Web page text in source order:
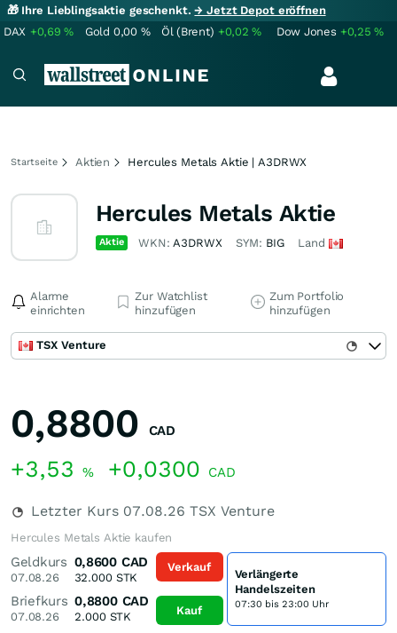
🎁 Ihre Lieblingsaktie geschenkt.→ Jetzt Depot eröffnen
DAX +0,69% Gold 0,00 % Öl (Brent) +0,02% Dow Jones +0,25%
Startseite Aktien Hercules Metals Aktie | A3DRWX
Hercules Metals Aktie
Aktie WKN:A3DRWX SYM: BIG Land
Alarme
einrichten
Zur Watchlist
hinzufügen
Zum Portfolio
hinzufügen
TSX Venture
0,8800 CAD
+3,53 % +0,0300 CAD
Letzter Kurs 07.08.26 TSX Venture
Hercules Metals Aktie kaufen
Geldkurs
07.08.26
0,8600 CAD
32.000STK
Briefkurs
07.08.26
0,8800 CAD
2.000STK
Verkauf
Kauf
Verlängerte
Handelszeiten
07:30 bis 23:00 Uhr